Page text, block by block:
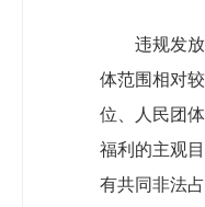
违规发
体范围相对
位、人民团
福利的主观
有共同非法